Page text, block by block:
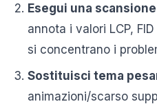
Esegui una
annota i valori LCP,
si concentrano i
Sostituisci tema
animazioni/scarso